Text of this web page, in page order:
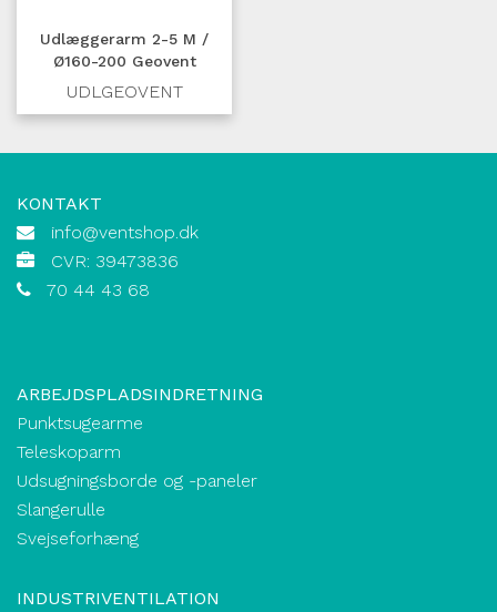
Udlæggerarm 2-5 M /
Ø160-200 Geovent
UDLGEOVENT
KONTAKT
info@ventshop.dk
CVR: 39473836
70 44 43 68
ARBEJDSPLADSINDRETNING
Punktsugearme
Teleskoparm
Udsugningsborde og -paneler
Slangerulle
Svejseforhæng
INDUSTRIVENTILATION